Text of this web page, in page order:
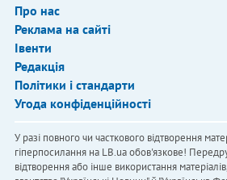
Про нас
Реклама на сайті
Івенти
Редакція
Політики і стандарти
Угода конфіденційності
У разі повного чи часткового відтворення
гіперпосилання на LB.ua обов'язкове!
відтворення або інше використання